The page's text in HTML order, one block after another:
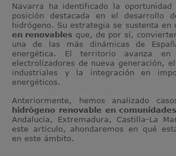
Navarra ha identificado la
posición destacada en el desarrollo
hidrógeno. Su estrategia se sustenta en
en renovables que, de por sí,
una de las más dinámicas de
energética. El territorio avanza
electrolizadores de nueva generación,
industriales y la integración en
energéticos.
Anteriormente, hemos analizado
hidrógeno renovable en
Andalucía, Extremadura, Castilla-La
este artículo, ahondaremos en qué
en este ámbito.